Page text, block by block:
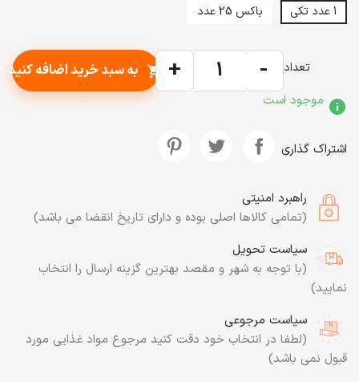
1 عدد تکی باکس 25 عدد
تعداد -
+
shopping_cart به سبد خرید اضافه کنید
info موجود است
اشتراک گذاری
راهبرد امنیتی
(تمامی کالاها اصلی بوده و دارای تاریخ انقضا می باشد)
سیاست تحویل
(با توجه به شهر و مقصد بهترین گزینه ارسال را انتخاب
نمایید)
سیاست مرجوعی
(لطفا در انتخاب خود دقت کنید مرجوع مواد غذایی مورد
قبول نمی باشد)